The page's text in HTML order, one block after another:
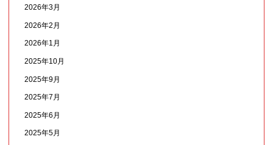
2026年3月
2026年2月
2026年1月
2025年10月
2025年9月
2025年7月
2025年6月
2025年5月